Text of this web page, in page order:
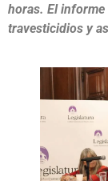
horas. El
travesticidios y